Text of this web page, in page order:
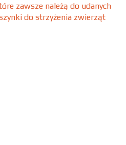
zawsze należą do udanych
do strzyżenia zwierząt